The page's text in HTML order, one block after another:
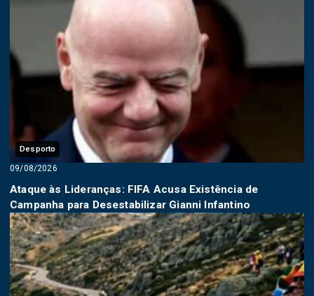
Desporto
09/08/2026
Ataque às Lideranças: FIFA Acusa Existência de
Campanha para Desestabilizar Gianni Infantino